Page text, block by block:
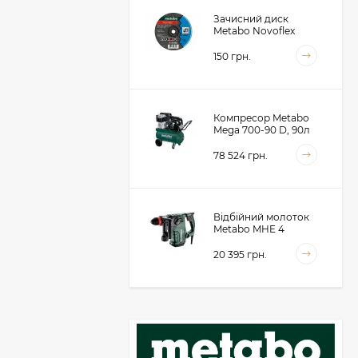
Зачисний диск
Metabo Novoflex
(616468000)
150 грн.
Компресор Metabo
Mega 700-90 D, 90л
78 524 грн.
Відбійний молоток
Metabo MHE 4
20 395 грн.
фрезер для обробки
металевих крайок
Metabo KFMVB 18 LTX
50 104 грн.